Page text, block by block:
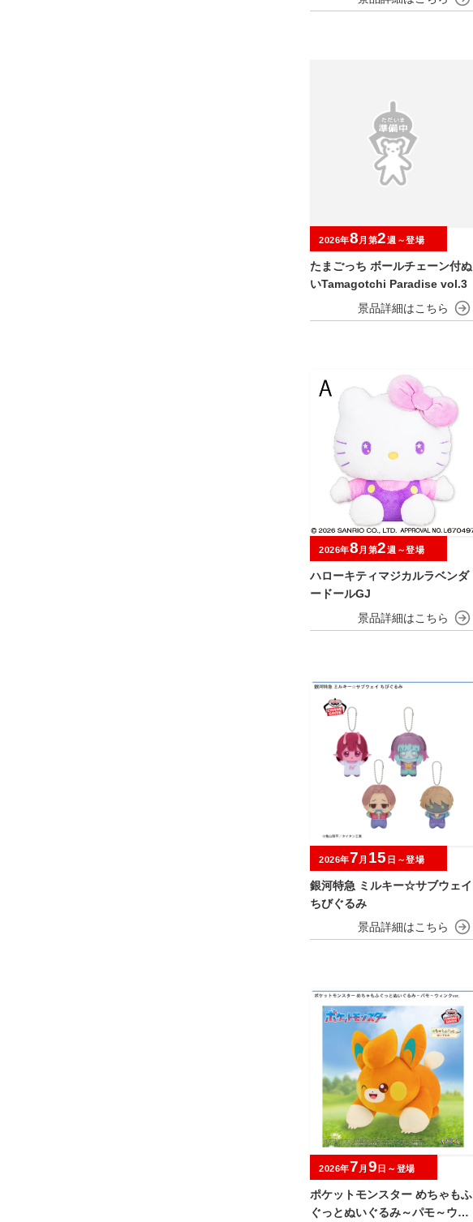
たまごっち ボールチェーン付ぬ
いTamagotchi Paradise vol.3
2026年8 月第2週～登場
ハローキティマジカルラベンダ
ードールGJ
2026年8 月第2週～登場
銀河特急 ミルキー☆サブウェイ
ちびぐるみ
2026年7 月 15 日～登場
ポケットモンスター めちゃもふ
ぐっとぬいぐるみ～パモ～ウィ
2026年7 月 9 日～登場